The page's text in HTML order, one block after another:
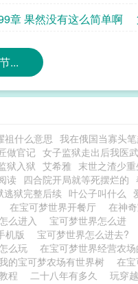
利
章 果然没有这么简单啊
...
祖什么意思 我在俄国当寡头
做官记 女子监狱走出后我医
狱入狱 艾希雅 末世之渣少重
读 四合院开局就等死摆烂的
逃狱完整后续 叶公子叫什么
在宝可梦世界开餐厅 在神
么进入 宝可梦世界怎么进
机版 宝可梦世界怎么进去?
么玩 在宝可梦世界经营农
的宝可梦农场有世界树
在
程 二十八年有多久 玩穿